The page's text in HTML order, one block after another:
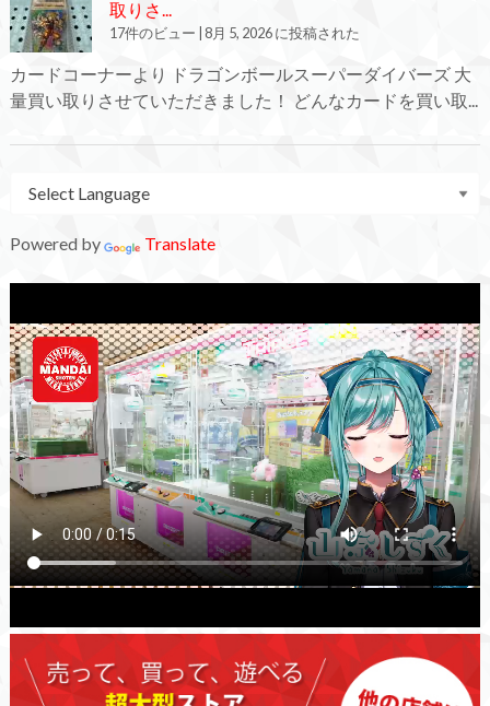
取りさ...
17件のビュー 8月 5, 2026 に投稿された
カードコーナーより ドラゴンボールスーパーダイバーズ 大
量買い取りさせていただきました！ どんなカードを買い取...
Powered by Translate